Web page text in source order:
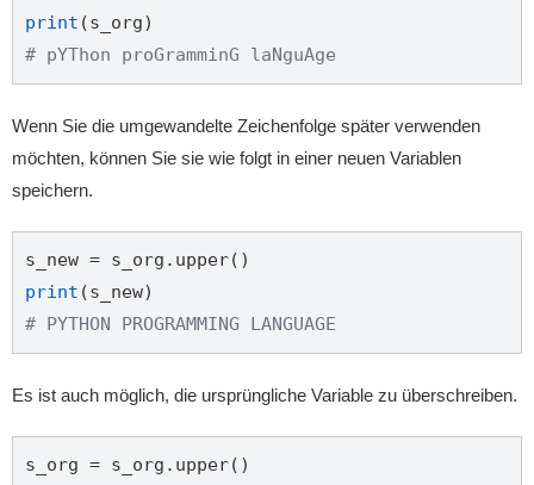
print
# pYThon proGramminG laNguAge
Wenn Sie die umgewandelte Zeichenfolge später verwenden
möchten, können Sie sie wie folgt in einer neuen Variablen
speichern.
print
# PYTHON PROGRAMMING LANGUAGE
Es ist auch möglich, die ursprüngliche Variable zu überschreiben.